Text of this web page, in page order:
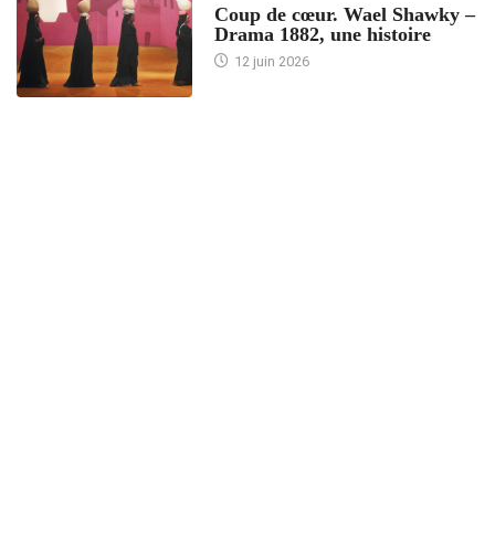
Coup de cœur. Wael Shawky –
Drama 1882, une histoire
12 juin 2026